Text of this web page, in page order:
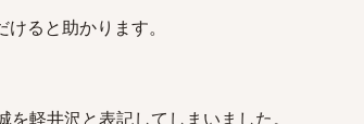
ると助かります。
軽井沢と表記してしまいました。